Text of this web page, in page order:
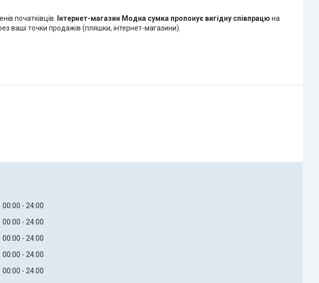
початківців. Інтернет-магазин Модна сумка пропонує вигідну співпрацю на
ваші точки продажів (пляшки, інтернет-магазини).
00:00
24:00
00:00
24:00
00:00
24:00
00:00
24:00
00:00 24:00